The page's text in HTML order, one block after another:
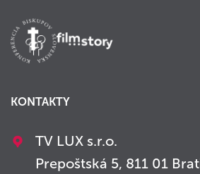
KONTAKTY
TV LUX s.r.o.
Prepoštská 5, 811 01